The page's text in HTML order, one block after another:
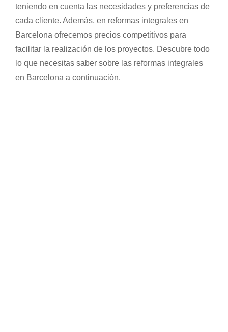
teniendo en cuenta las necesidades y preferencias de
cada cliente. Además, en reformas integrales en
Barcelona ofrecemos precios competitivos para
facilitar la realización de los proyectos. Descubre todo
lo que necesitas saber sobre las reformas integrales
en Barcelona a continuación.